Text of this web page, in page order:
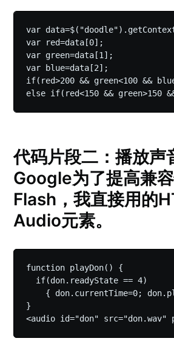
var
var red=data[0];
var green=data[1];
var blue=data[2];
if(red>200 && green<100 &&
代码片段二：播放声
Google为了提高兼
Flash，我直接用的
Audio元素。
function playDon() {
  if(don.readyState == 4)
{ don.currentTime=0;
}
<audio id="don" src="don.wav"